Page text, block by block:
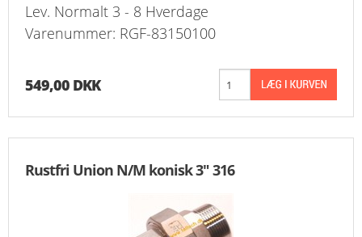
Lev. Normalt 3 - 8 Hverdage
Varenummer: RGF-83150100
549,00 DKK
Rustfri Union N/M konisk 3" 316